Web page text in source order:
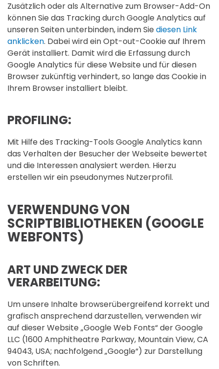
Zusätzlich oder als Alternative zum Browser-Add-On
können Sie das Tracking durch Google Analytics auf
unseren Seiten unterbinden, indem Siediesen Link
anklicken. Dabei wird ein Opt-out-Cookie auf Ihrem
Gerät installiert. Damit wird die Erfassung durch
Google Analytics für diese Website und für diesen
Browser zukünftig verhindert, so lange das Cookie in
Ihrem Browser installiert bleibt.
PROFILING:
Mit Hilfe des Tracking-Tools Google Analytics kann
das Verhalten der Besucher der Webseite bewertet
und die Interessen analysiert werden. Hierzu
erstellen wir ein pseudonymes Nutzerprofil.
VERWENDUNG VON
SCRIPTBIBLIOTHEKEN (GOOGLE
WEBFONTS)
ART UND ZWECK DER
VERARBEITUNG:
Um unsere Inhalte browserübergreifend korrekt und
grafisch ansprechend darzustellen, verwenden wir
auf dieser Website „Google Web Fonts“ der Google
LLC (1600 Amphitheatre Parkway, Mountain View, CA
94043, USA; nachfolgend „Google“) zur Darstellung
von Schriften.